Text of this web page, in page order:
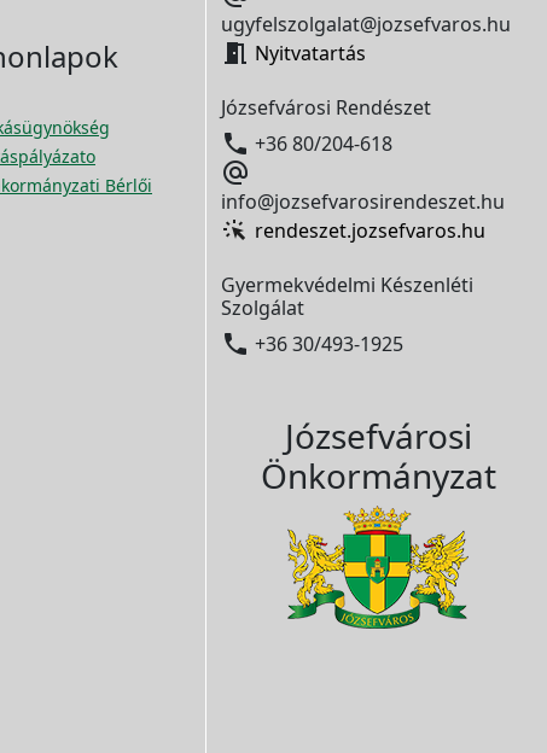
Bérlői
ugyfelszolgalat@jozsefvaros.hu
 Nyitvatartás
Józsefvárosi Rendészet
 +36 80/204-618

info@jozsefvarosirendeszet.hu
rendeszet.jozsefvaros.hu
Gyermekvédelmi Készenléti
Szolgálat
 +36 30/493-1925
Józsefvárosi
Önkormányzat